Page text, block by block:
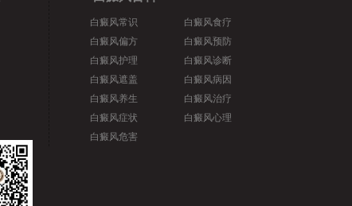
白癜风常识
白癜风偏方
白癜风护理
白癜风遮盖
白癜风养生
白癜风症状
白癜风危害
白癜风食疗
白癜风预防
白癜风诊断
白癜风病因
白癜风治疗
白癜风心理